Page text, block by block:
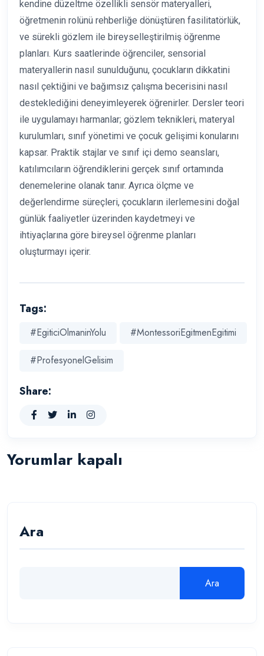
kendine düzeltme özellikli sensör materyalleri,
öğretmenin rolünü rehberliğe dönüştüren fasilitatörlük,
ve sürekli gözlem ile bireyselleştirilmiş öğrenme
planları. Kurs saatlerinde öğrenciler, sensorial
materyallerin nasıl sunulduğunu, çocukların dikkatini
nasıl çektiğini ve bağımsız çalışma becerisini nasıl
desteklediğini deneyimleyerek öğrenirler. Dersler teori
ile uygulamayı harmanlar; gözlem teknikleri, materyal
kurulumları, sınıf yönetimi ve çocuk gelişimi konularını
kapsar. Praktik stajlar ve sınıf içi demo seansları,
katılımcıların öğrendiklerini gerçek sınıf ortamında
denemelerine olanak tanır. Ayrıca ölçme ve
değerlendirme süreçleri, çocukların ilerlemesini doğal
günlük faaliyetler üzerinden kaydetmeyi ve
ihtiyaçlarına göre bireysel öğrenme planları
oluşturmayı içerir.
Tags:
#EgiticiOlmaninYolu #MontessoriEgitmenEgitimi
#ProfesyonelGelisim
Share:
Yorumlar kapalı
Ara
Ara